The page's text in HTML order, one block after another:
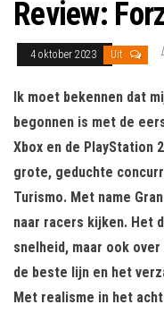
Review:
4 oktober 2023 Uit
Ik moet bekennen dat
begonnen is met de
Xbox en de PlayStation
grote, geduchte
Turismo. Met name
naar racers kijken. Het
snelheid, maar ook
de beste lijn en het
Met realisme in het